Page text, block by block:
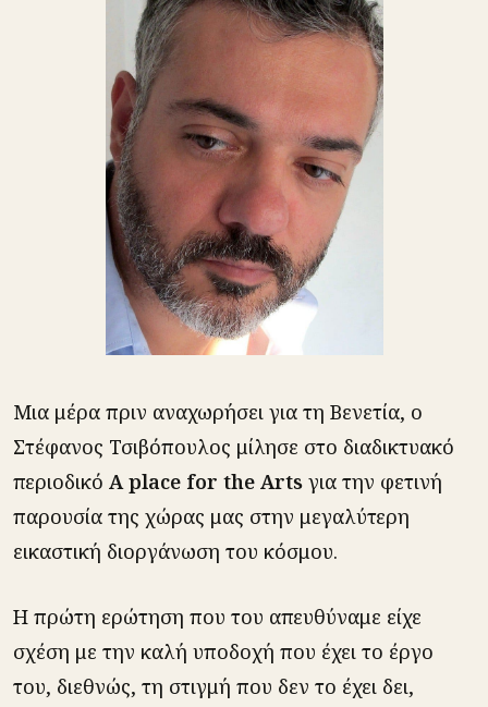
Μια μέρα πριν αναχωρήσει για τη Βενετία, ο
Στέφανος Τσιβόπουλος μίλησε στο διαδικτυακό
περιοδικό A place for the Arts για την φετινή
παρουσία της χώρας μας στην μεγαλύτερη
εικαστική διοργάνωση του κόσμου.
Η πρώτη ερώτηση που του απευθύναμε είχε
σχέση με την καλή υποδοχή που έχει το έργο
του, διεθνώς, τη στιγμή που δεν το έχει δει,